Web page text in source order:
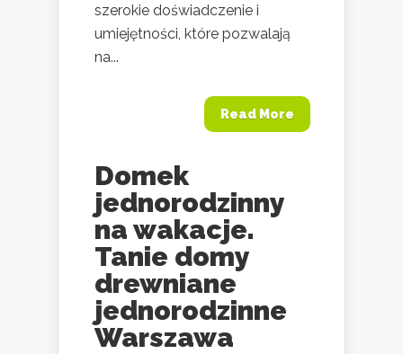
szerokie doświadczenie i
umiejętności, które pozwalają
na...
Read More
Domek
jednorodzinny
na wakacje.
Tanie domy
drewniane
jednorodzinne
Warszawa